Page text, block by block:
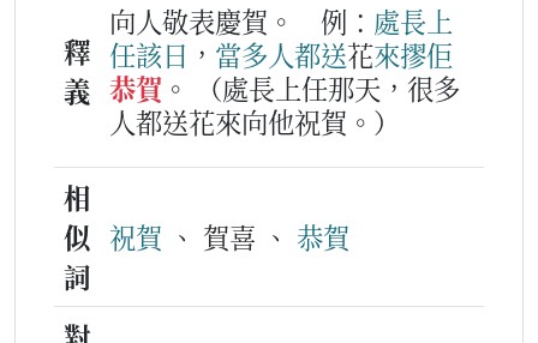
釋
義
向人敬表慶賀。 例： 處長 上
任該日 ， 當多人都送花來摎佢
恭賀 。
（處長上任那天，很多
人都送花來向他祝賀。）
相
似
詞
祝賀 、 賀喜 、 恭賀